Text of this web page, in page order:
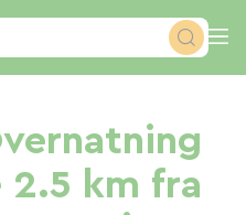
2.5 km fra